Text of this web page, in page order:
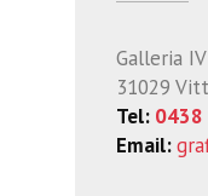
Galleria
31029
Tel:
Email: